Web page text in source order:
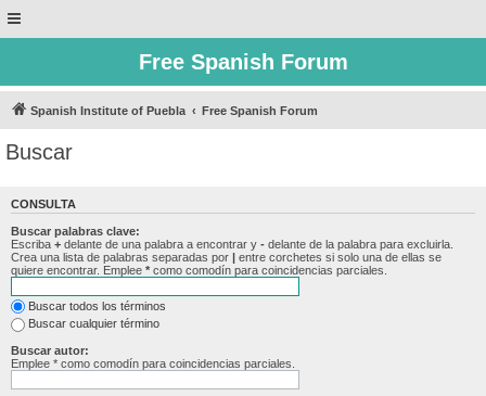
Free Spanish Forum
Spanish Institute of Puebla Free Spanish Forum
Buscar
CONSULTA
Buscar palabras clave:
Escriba + delante de una palabra a encontrar y - delante de la palabra para excluirla.
Crea una lista de palabras separadas por | entre corchetes si solo una de ellas se
quiere encontrar. Emplee * como comodín para coincidencias parciales.
Buscar todos los términos
Buscar cualquier término
Buscar autor:
Emplee * como comodín para coincidencias parciales.